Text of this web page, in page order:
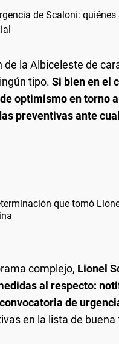
de la Albiceleste de
tipo. Si bien en el
optimismo en torno
preventivas ante
que tomó
complejo, Lionel
al respecto:
de
en la lista de